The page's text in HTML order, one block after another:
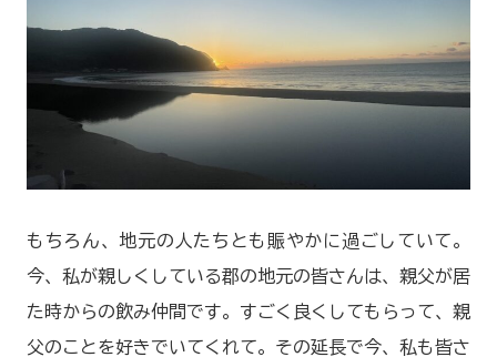
もちろん、地元の人たちとも賑やかに過ごしていて。
今、私が親しくしている郡の地元の皆さんは、親父が居
た時からの飲み仲間です。すごく良くしてもらって、親
父のことを好きでいてくれて。その延長で今、私も皆さ